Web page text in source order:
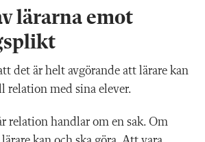
lärarna emot
det är helt avgörande att lärare kan
relation med sina elever.
relation handlar om en sak. Om